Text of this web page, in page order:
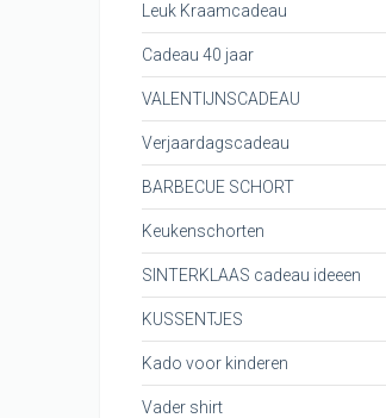
Leuk Kraamcadeau
Cadeau 40 jaar
VALENTIJNSCADEAU
Verjaardagscadeau
BARBECUE SCHORT
Keukenschorten
SINTERKLAAS cadeau ideeen
KUSSENTJES
Kado voor kinderen
Vader shirt